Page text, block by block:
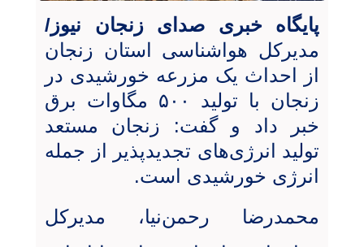
پایگاه خبری صدای زنجان نیوز/
مدیرکل هواشناسی استان زنجان
از احداث یک مزرعه خورشیدی در
زنجان با تولید ۵۰۰ مگاوات برق
خبر داد و گفت: زنجان مستعد
تولید انرژی‌های تجدیدپذیر از جمله
انرژی خورشیدی است.
محمدرضا رحمن‌نیا، مدیرکل